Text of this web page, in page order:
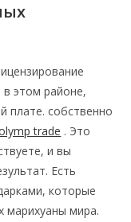
в этом районе,
плате. собственно
trade . Это
и вы
Есть
которые
марихуаны мира.